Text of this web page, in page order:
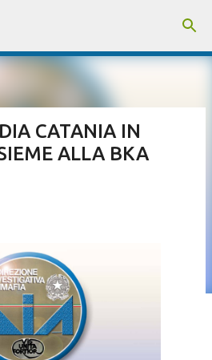
CATANIA IN
ALLA BKA